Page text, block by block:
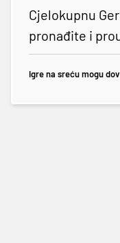
Cjelokupnu
pronađite i
Igre na sreću mogu